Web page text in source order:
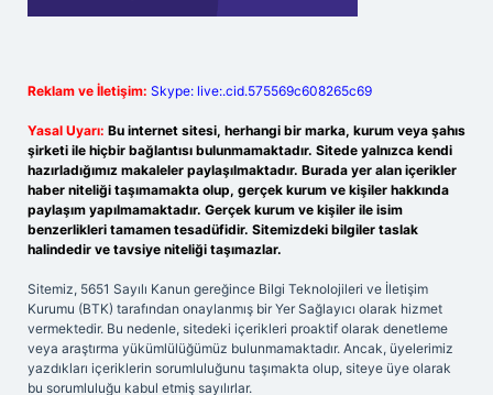
Reklam ve İletişim: Skype: live:.cid.575569c608265c69
Yasal Uyarı: Bu internet sitesi, herhangi bir marka, kurum veya şahıs
şirketi ile hiçbir bağlantısı bulunmamaktadır. Sitede yalnızca kendi
hazırladığımız makaleler paylaşılmaktadır. Burada yer alan içerikler
haber niteliği taşımamakta olup, gerçek kurum ve kişiler hakkında
paylaşım yapılmamaktadır. Gerçek kurum ve kişiler ile isim
benzerlikleri tamamen tesadüfidir. Sitemizdeki bilgiler taslak
halindedir ve tavsiye niteliği taşımazlar.
Sitemiz, 5651 Sayılı Kanun gereğince Bilgi Teknolojileri ve İletişim
Kurumu (BTK) tarafından onaylanmış bir Yer Sağlayıcı olarak hizmet
vermektedir. Bu nedenle, sitedeki içerikleri proaktif olarak denetleme
veya araştırma yükümlülüğümüz bulunmamaktadır. Ancak, üyelerimiz
yazdıkları içeriklerin sorumluluğunu taşımakta olup, siteye üye olarak
bu sorumluluğu kabul etmiş sayılırlar.